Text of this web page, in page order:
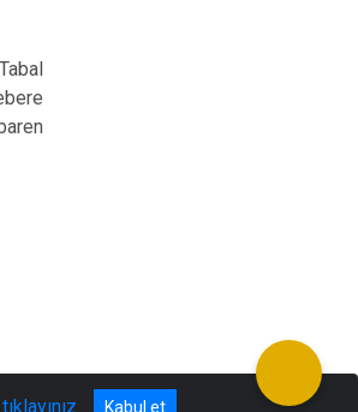
tıklayınız Kabul et